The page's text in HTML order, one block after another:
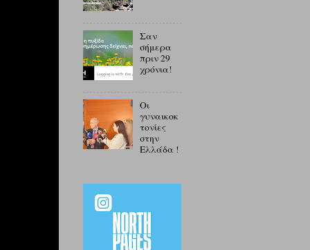
Σαν
σήμερα
πριν 29
χρόνια!
Οι
γυναικοκ
τονίες
στην
Ελλάδα !